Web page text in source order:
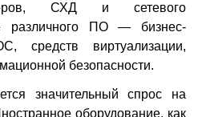
СХД и сетевого
различного ПО — бизнес-
средств виртуализации,
безопасности.
значительный спрос на
оборудование, как